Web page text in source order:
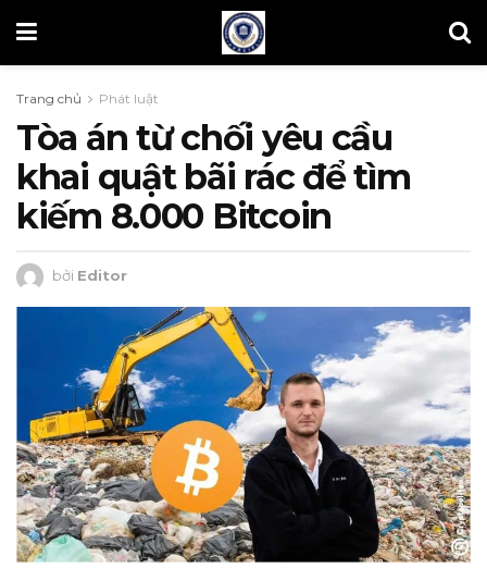
Trang chủ Phát luật
Tòa án từ chối yêu cầu
khai quật bãi rác để tìm
kiếm 8.000 Bitcoin
bởi Editor